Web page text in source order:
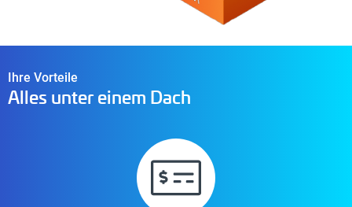
Ihre Vorteile
Alles unter einem Dach